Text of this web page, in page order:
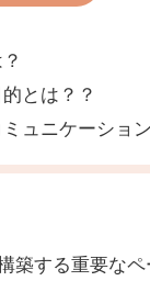
とは？？
ュニケーショ
築する重要な